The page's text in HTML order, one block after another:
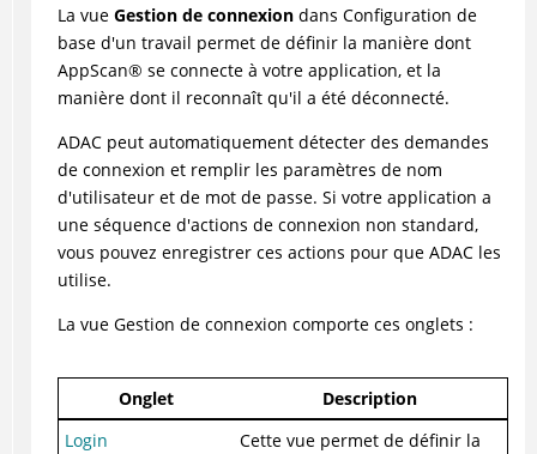
La vue Gestion de connexiondans Configuration de
base d'un travail permet de définir la manière dont
AppScan® se connecte à votre application, et la
manière dont il reconnaît qu'il a été déconnecté.
ADACpeut automatiquement détecter des demandes
de connexion et remplir les paramètres de nom
d'utilisateur et de mot de passe. Si votre application a
une séquence d'actions de connexion non standard,
vous pouvez enregistrer ces actions pour que ADACles
utilise.
La vue Gestion de connexion comporte ces onglets :
Onglet
Description
Login
Cette vue permet de définir la